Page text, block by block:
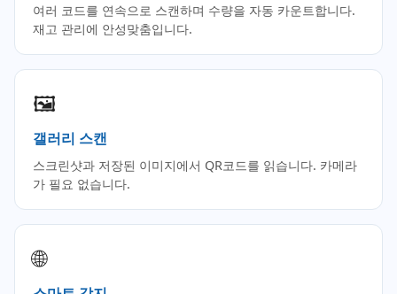
여러 코드를 연속으로 스캔하며 수량을 자동 카운트합니다.
재고 관리에 안성맞춤입니다.
🖼️
갤러리 스캔
스크린샷과 저장된 이미지에서 QR코드를 읽습니다. 카메라
가 필요 없습니다.
🌐